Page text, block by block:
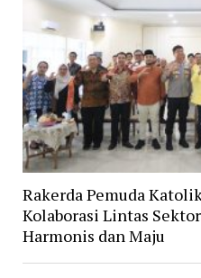
Rakerda Pemuda
Kolaborasi Lintas
Harmonis dan Maju